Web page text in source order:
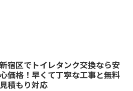
新宿区でトイレタンク交換なら安
心価格！早くて丁寧な工事と無料
見積もり対応